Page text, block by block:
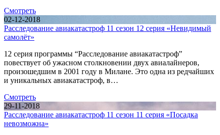
Смотреть
02-12-2018
Расследование авиакатастроф 11 сезон 12 серия «Невидимый
самолёт»
12 серия программы “Расследование авиакатастроф”
повествует об ужасном столкновении двух авиалайнеров,
произошедшим в 2001 году в Милане. Это одна из редчайших
и уникальных авиакатастроф, в…
Смотреть
29-11-2018
Расследование авиакатастроф 11 сезон 11 серия «Посадка
невозможна»